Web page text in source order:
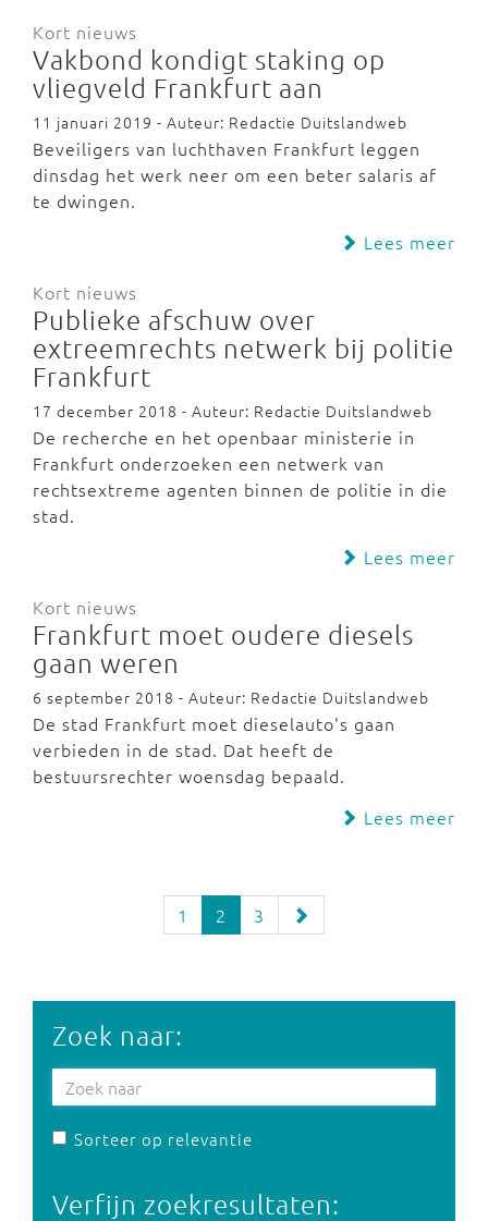
Kort nieuws
Vakbond kondigt staking op
vliegveld Frankfurt aan
11 januari 2019 - Auteur: Redactie Duitslandweb
Beveiligers van luchthaven Frankfurt leggen
dinsdag het werk neer om een beter salaris af
te dwingen.
Lees meer
Kort nieuws
Publieke afschuw over
extreemrechts netwerk bij politie
Frankfurt
17 december 2018 - Auteur: Redactie Duitslandweb
De recherche en het openbaar ministerie in
Frankfurt onderzoeken een netwerk van
rechtsextreme agenten binnen de politie in die
stad.
Lees meer
Kort nieuws
Frankfurt moet oudere diesels
gaan weren
6 september 2018 - Auteur: Redactie Duitslandweb
De stad Frankfurt moet dieselauto's gaan
verbieden in de stad. Dat heeft de
bestuursrechter woensdag bepaald.
Lees meer
1 2 3
Zoek naar:
Sorteer op relevantie
Verfijn zoekresultaten: